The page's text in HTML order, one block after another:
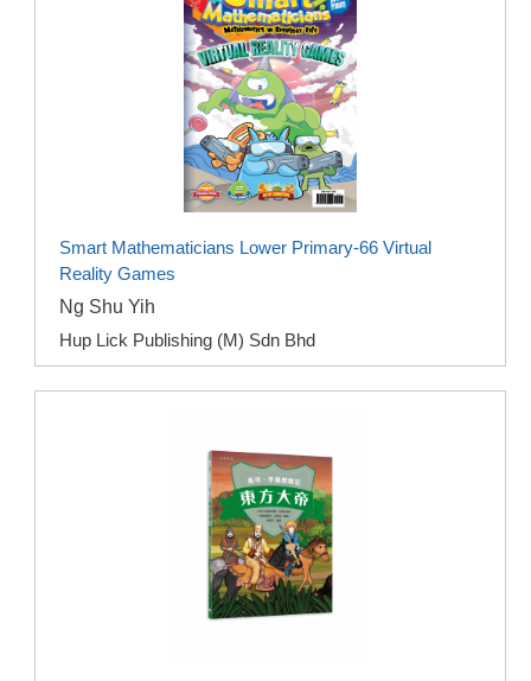
Smart Mathematicians Lower Primary-66 Virtual
Reality Games
Ng Shu Yih
Hup Lick Publishing (M) Sdn Bhd